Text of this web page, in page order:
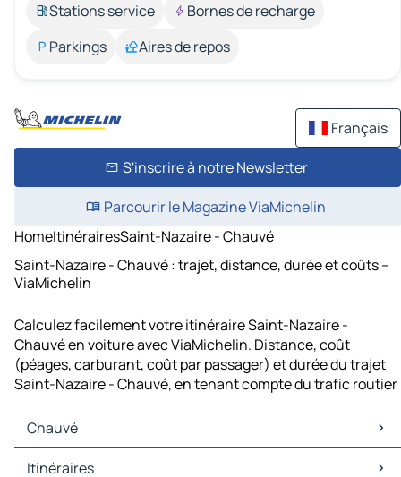
Stations service
Bornes de recharge
Parkings
Aires de repos
Français
S'inscrire à notre Newsletter
Parcourir le Magazine ViaMichelin
HomeItinérairesSaint-Nazaire - Chauvé
Saint-Nazaire - Chauvé : trajet, distance, durée et coûts –
ViaMichelin
Calculez facilement votre itinéraire Saint-Nazaire -
Chauvé en voiture avec ViaMichelin. Distance, coût
(péages, carburant, coût par passager) et durée du trajet
Saint-Nazaire - Chauvé, en tenant compte du trafic routier
Chauvé
Chauvé Cartes et plans
Itinéraires